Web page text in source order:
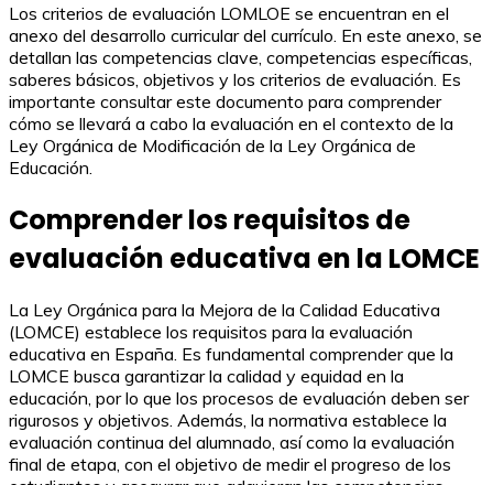
Los criterios de evaluación LOMLOE se encuentran en el
anexo del desarrollo curricular del currículo. En este anexo, se
detallan las competencias clave, competencias específicas,
saberes básicos, objetivos y los criterios de evaluación. Es
importante consultar este documento para comprender
cómo se llevará a cabo la evaluación en el contexto de la
Ley Orgánica de Modificación de la Ley Orgánica de
Educación.
Comprender los requisitos de
evaluación educativa en la LOMCE
La Ley Orgánica para la Mejora de la Calidad Educativa
(LOMCE) establece los requisitos para la evaluación
educativa en España. Es fundamental comprender que la
LOMCE busca garantizar la calidad y equidad en la
educación, por lo que los procesos de evaluación deben ser
rigurosos y objetivos. Además, la normativa establece la
evaluación continua del alumnado, así como la evaluación
final de etapa, con el objetivo de medir el progreso de los